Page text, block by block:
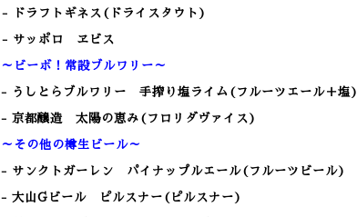
- ドラフトギネス(ドライスタウト)
- サッポロ ヱビス
～ビーボ！常設ブルワリー～
- うしとらブルワリー 手搾り塩ライム(フルーツエール＋
- 京都醸造 太陽の恵み(フロリダヴァイス)
～その他の樽生ビール～
- サンクトガーレン パイナップルエール(フルーツビール)
- 大山Gビール ピルスナー(ピルスナー)